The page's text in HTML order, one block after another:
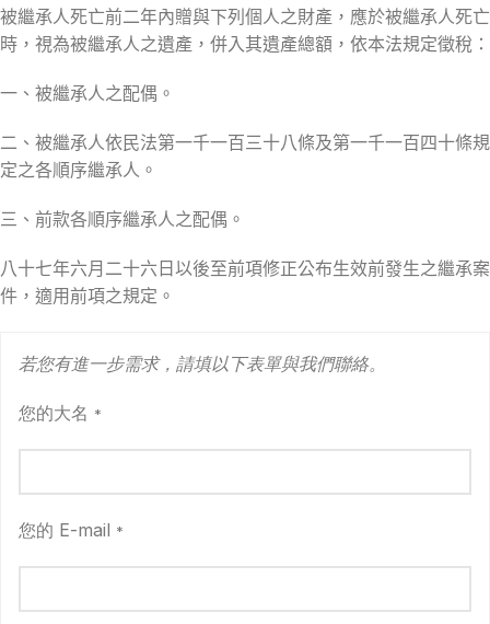
被繼承人死亡前二年內贈與下列個人之財產，應於被繼承人死亡
時，視為被繼承人之遺產，併入其遺產總額，依本法規定徵稅：
一、被繼承人之配偶。
二、被繼承人依民法第一千一百三十八條及第一千一百四十條規
定之各順序繼承人。
三、前款各順序繼承人之配偶。
八十七年六月二十六日以後至前項修正公布生效前發生之繼承案
件，適用前項之規定。
若您有進一步需求，請填以下表單與我們聯絡。
您的大名 *
您的 E-mail *